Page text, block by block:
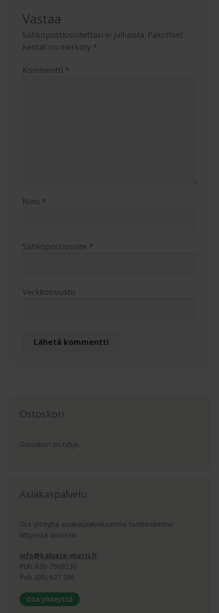
Vastaa
Sähköpostiosoitettasi ei julkaista. Pakolliset
kentät on merkitty *
Kommentti *
Nimi *
Sähköpostiosoite *
Verkkosivusto
Ostoskori
Ostoskori on tyhjä.
Asiakaspalvelu
Ota yhteyttä asiakaspalveluumme tuotteisiimme
liittyvissä asioissa.
info@kaluste-matti.fi
Puh. 020-7969230
Puh. (08) 627 266
Ota yhteyttä